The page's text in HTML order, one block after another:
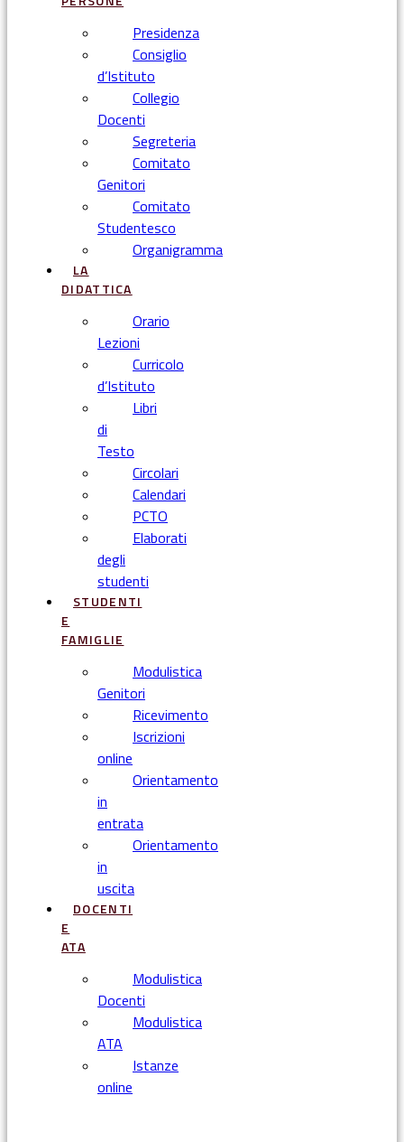
Presidenza
Consiglio
d’Istituto
Collegio
Docenti
Segreteria
Comitato
Genitori
Comitato
Studentesco
Organigramma
LA
DIDATTICA
Orario
Lezioni
Curricolo
d’Istituto
Libri
di
Testo
Circolari
Calendari
PCTO
Elaborati
degli
studenti
STUDENTI
E
FAMIGLIE
Modulistica
Genitori
Ricevimento
Iscrizioni
online
Orientamento
in
entrata
Orientamento
in
uscita
DOCENTI
E
ATA
Modulistica
Docenti
Modulistica
ATA
Istanze
online